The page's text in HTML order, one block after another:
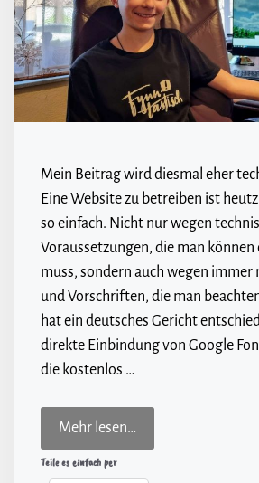
Mein Beitrag wird diesmal eher
Eine Website zu betreiben ist
so einfach. Nicht nur wegen
Voraussetzungen, die man können
muss, sondern auch wegen immer
und Vorschriften, die man
hat ein deutsches Gericht
direkte Einbindung von Google
die kostenlos …
Mehr lesen…
Teile es einfach per